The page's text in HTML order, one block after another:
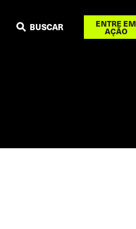
BUSCAR
Take
action
ENTRE EM
AÇÃO